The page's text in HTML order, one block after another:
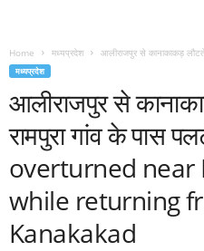
Home मध्यप्रदेश आलीराजपुर से कानाकाकड़
मध्यप्रदेश
आलीराजपुर से
रामपुरा गांव के पास
overturned near
while returning
Kanakakad